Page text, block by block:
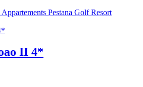
Pestana Golf Resort
II 4*